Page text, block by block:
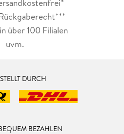
über 100 Filialen
uvm.
DURCH
BEZAHLEN